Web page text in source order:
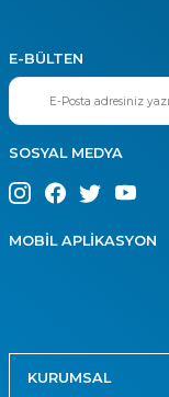
E-BÜLTEN
SOSYAL MEDYA
MOBİL APLİKASYON
KURUMSAL